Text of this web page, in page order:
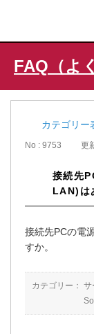
FAQ（よ
カテゴリー
No : 9753 更
接続先
LAN)は
接続先PCの電
すか。
カテゴリー： サ